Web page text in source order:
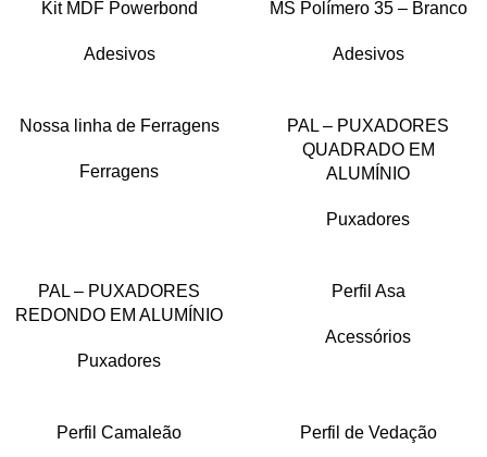
Kit MDF Powerbond
Adesivos
MS Polímero 35 – Branco
Adesivos
Nossa linha de Ferragens
Ferragens
PAL – PUXADORES
QUADRADO EM
ALUMÍNIO
Puxadores
PAL – PUXADORES
REDONDO EM ALUMÍNIO
Puxadores
Perfil Asa
Acessórios
Perfil Camaleão Perfil de Vedação